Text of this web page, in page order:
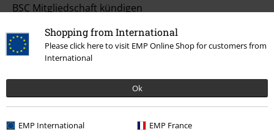
Shopping from International
Please click here to visit EMP Online Shop for customers from
International
Ok
EMP International EMP France
BSC Mitgliedschaft kündigen
Zahlungsarten